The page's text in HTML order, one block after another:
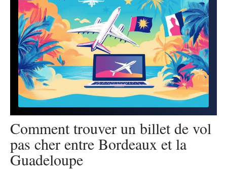
Comment trouver un billet de vol
pas cher entre Bordeaux et la
Guadeloupe